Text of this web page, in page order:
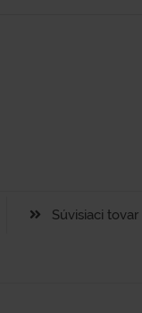
Súvisiaci tovar